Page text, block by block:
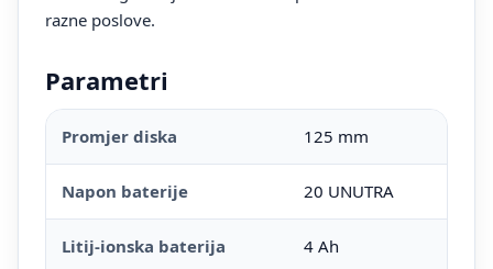
razne poslove.
Parametri
Promjer diska 125 mm
Napon baterije 20 UNUTRA
Litij-ionska baterija 4 Ah